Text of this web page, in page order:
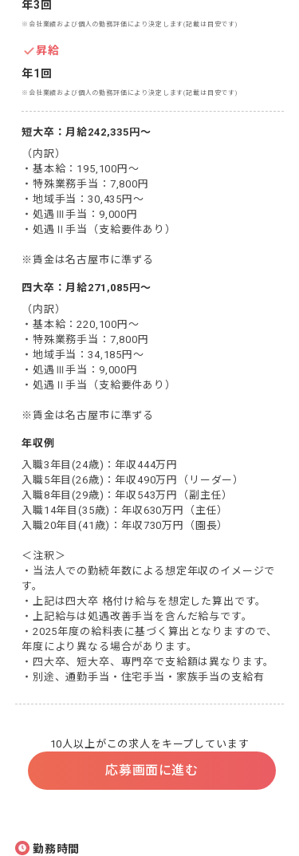
年3回
※会社業績および個人の勤務評価により決定します(記載は目安です)
昇給
年1回
※会社業績および個人の勤務評価により決定します(記載は目安です)
短大卒：月給242,335円～
（内訳）
・基本給：195,100円～
・特殊業務手当：7,800円
・地域手当：30,435円～
・処遇Ⅲ手当：9,000円
・処遇Ⅱ手当（支給要件あり）
※賃金は名古屋市に準ずる
四大卒：月給271,085円～
（内訳）
・基本給：220,100円～
・特殊業務手当：7,800円
・地域手当：34,185円～
・処遇Ⅲ手当：9,000円
・処遇Ⅱ手当（支給要件あり）
※賃金は名古屋市に準ずる
年収例
入職3年目(24歳)：年収444万円
入職5年目(26歳)：年収490万円（リーダー）
入職8年目(29歳)：年収543万円（副主任）
入職14年目(35歳)：年収630万円（主任）
入職20年目(41歳)：年収730万円（園長）
＜注釈＞
・当法人での勤続年数による想定年収のイメージで
す。
・上記は四大卒 格付け給与を想定した算出です。
・上記給与は処遇改善手当を含んだ給与です。
・2025年度の給料表に基づく算出となりますので、
年度により異なる場合があります。
・四大卒、短大卒、専門卒で支給額は異なります。
・別途、通勤手当・住宅手当・家族手当の支給有
10人以上がこの求人をキープしています
応募画面に進む
勤務時間